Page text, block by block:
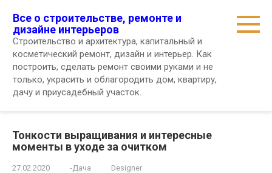
контенту
Все о строительстве, ремонте и
дизайне интерьеров
Строительство и архитектура, капитальный и
косметический ремонт, дизайн и интерьер. Как
построить, сделать ремонт своими руками и не
только, украсить и облагородить дом, квартиру,
дачу и приусадебный участок.
Тонкости выращивания и интересные
моменты в уходе за очитком
27.02.2020 -Дача Designer